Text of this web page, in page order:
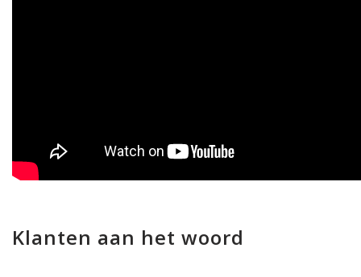
Klanten aan het woord